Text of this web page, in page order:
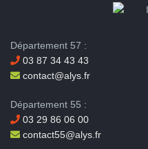
Département 57 :
03 87 34 43 43
contact@alys.fr
Département 55 :
03 29 86 06 00
contact55@alys.fr